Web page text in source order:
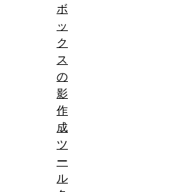
ボ
ッ
ク
ス
の
影
作
成
ツ
ー
ル